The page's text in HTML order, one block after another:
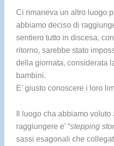
Ci rimaneva un altro luogo
abbiamo deciso di
sentiero tutto in discesa,
ritorno, sarebbe stato
della giornata, considerata
bambini.
E’ giusto conoscere i loro
Il luogo cha abbiamo voluto
raggiungere e’ “stepping
sassi esagonali che